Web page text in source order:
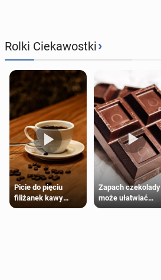
Rolki Ciekawostki›
Picie do pięciu
filiżanek kawy
dziennie jest
Zapach czekolady
może ułatwiać
trening siłowy